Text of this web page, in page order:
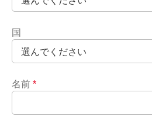
国
名前 *